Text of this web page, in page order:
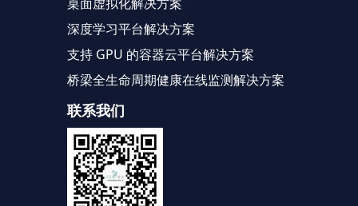
深度学习平台解决方案
支持 GPU 的容器云平台解决方案
桥梁全生命周期健康在线监测解决方案
联系我们